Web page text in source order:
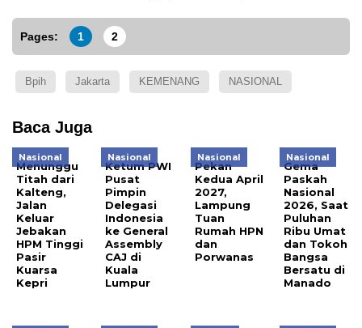
Pages: 1 2
Bpih Jakarta KEMENANG NASIONAL
Baca Juga
Nasional
Menunggu
Titah dari
Kalteng,
Jalan
Keluar
Jebakan
HPM Tinggi
Pasir
Kuarsa
Kepri
Nasional
Ketum PWI
Pusat
Pimpin
Delegasi
Indonesia
ke General
Assembly
CAJ di
Kuala
Lumpur
Nasional
Pekan
Kedua April
2027,
Lampung
Tuan
Rumah HPN
dan
Porwanas
Nasional
Gema
Paskah
Nasional
2026, Saat
Puluhan
Ribu Umat
dan Tokoh
Bangsa
Bersatu di
Manado